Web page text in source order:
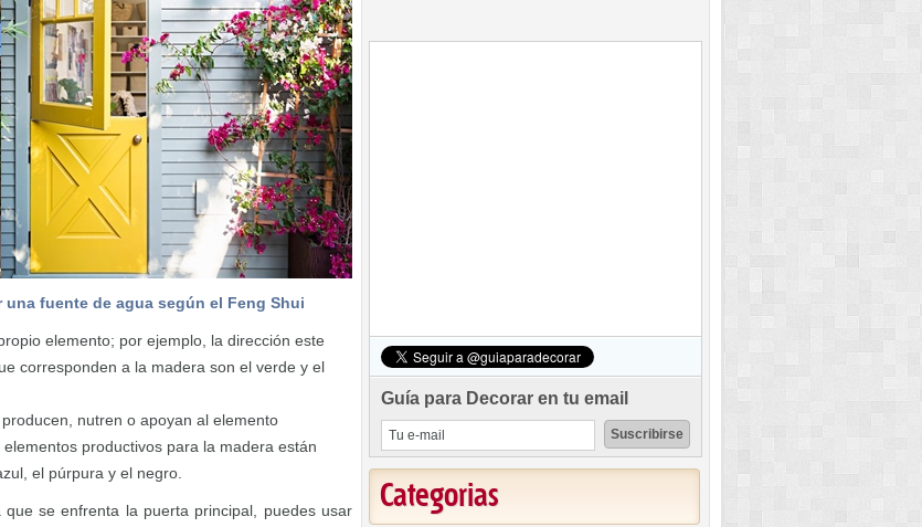
una fuente de agua según el Feng Shui
elemento; por ejemplo, la dirección este
corresponden a la madera son el verde y el
nutren o apoyan al elemento
productivos para la madera están
el púrpura y el negro.
se enfrenta la puerta principal, puedes usar
Guía para Decorar en tu email
Categorias